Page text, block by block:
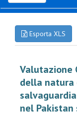
Esporta XLS
Valutazione
della natura
nel